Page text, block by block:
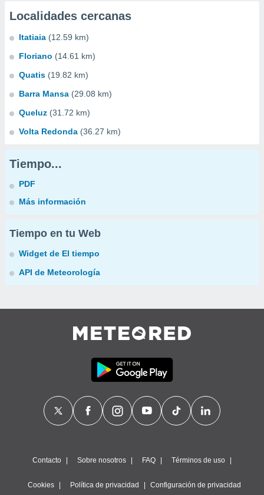
Localidades cercanas
Itatiaia (12.59 km)
Floriano (14.61 km)
Quatis (19.82 km)
Barra Mansa (29.08 km)
Queluz (31.72 km)
Volta Redonda (36.27 km)
Tiempo...
PDF
Más información
Tiempo en tu Web
Widget de El tiempo
API de Meteorología
Contacto Sobre nosotros FAQ Términos de uso
Cookies Política de privacidad Configuración de privacidad